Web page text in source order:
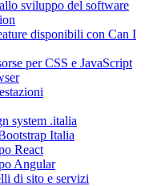
sviluppo del software
disponibili con Can I
per CSS e JavaScript
system .italia
Italia
React
Angular
di sito e servizi